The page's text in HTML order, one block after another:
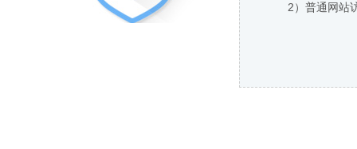
2）普通网站